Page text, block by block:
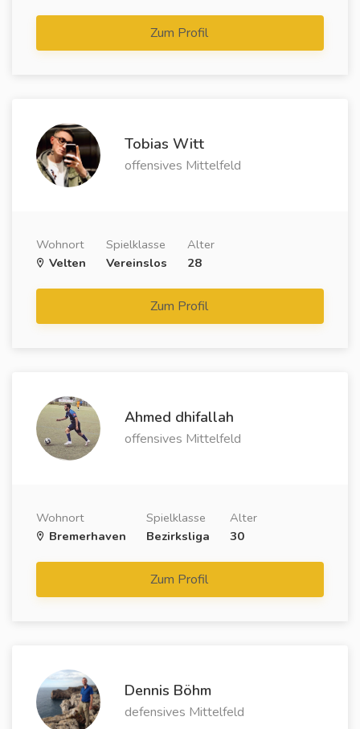
Zum Profil
Tobias Witt
offensives Mittelfeld
Wohnort
Velten
Spielklasse
Vereinslos
Alter
28
Zum Profil
Ahmed dhifallah
offensives Mittelfeld
Wohnort
Bremerhaven
Spielklasse
Bezirksliga
Alter
30
Zum Profil
Dennis Böhm
defensives Mittelfeld